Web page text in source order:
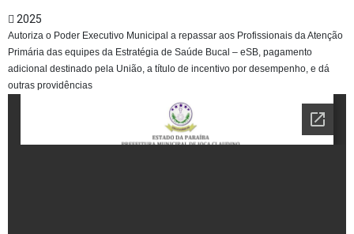
2025
Autoriza o Poder Executivo Municipal a repassar aos Profissionais da Atenção
Primária das equipes da Estratégia de Saúde Bucal – eSB, pagamento
adicional destinado pela União, a título de incentivo por desempenho, e dá
outras providências